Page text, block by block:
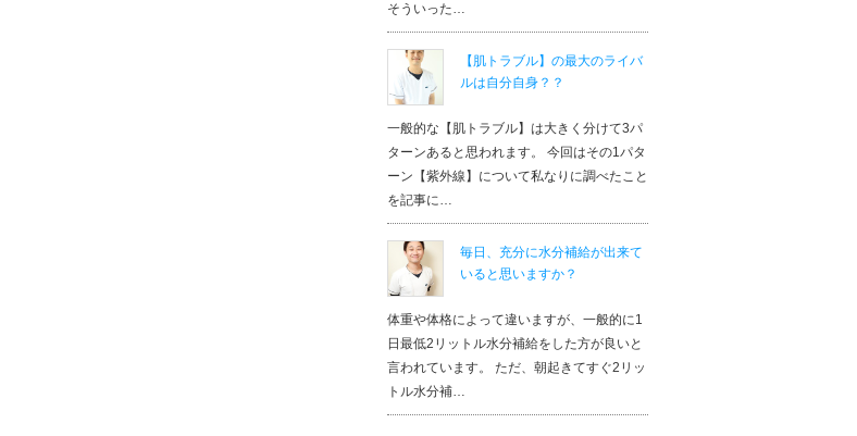
そういった…
【肌トラブル】の最大のライバ
ルは自分自身？？
一般的な【肌トラブル】は大きく分けて3パ
ターンあると思われます。 今回はその1パタ
ーン【紫外線】について私なりに調べたこと
を記事に…
毎日、充分に水分補給が出来て
いると思いますか？
体重や体格によって違いますが、一般的に1
日最低2リットル水分補給をした方が良いと
言われています。 ただ、朝起きてすぐ2リッ
トル水分補…